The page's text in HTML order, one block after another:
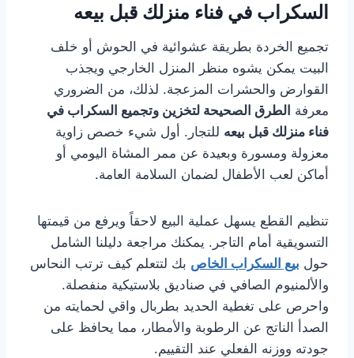
السكراب في فناء منزلك قبل بيعه
تجميع الخردة بطريقة عشوائية في الحوش أو خلف
البيت يمكن يشوه منظر المنزل الخارجي ويجذب
القوارض والحشرات المزعجة. لذلك، من الضروري
معرفة الطرق الصحيحة لتخزين وتجميع السكراب في
فناء منزلك قبل بيعه للتجار. أول شيء خصص زاوية
معزولة ومسورة وبعيدة عن ممر المشاة اليومي أو
أماكن لعب الأطفال لضمان السلامة العامة.
تنظيم القطع يسهل عملية البيع لاحقاً ويرفع من قيمتها
التسويقية أمام التاجر. يمكنك مراجعة دليلنا الشامل
حول بيع السكراب الخاص بك لتتعلم كيف ترتب النحاس
والألمنيوم الصافي في صناديق بلاستيكية منفصلة.
واحرص على تغطية الحديد بطربال واقي لحمايته من
الصدأ الناتج عن الرطوبة والأمطار، مما يحافظ على
جودته ووزنه الفعلي عند التقييم.